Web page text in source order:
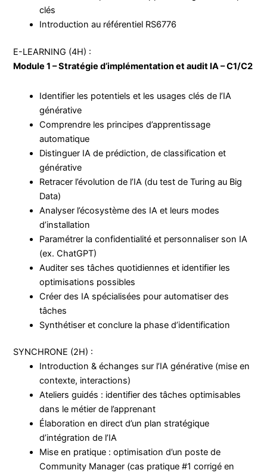
clés
Introduction au référentiel RS6776
E-LEARNING (4H) :
Module 1 – Stratégie d’implémentation et audit IA – C1/C2
Identifier les potentiels et les usages clés de l’IA
générative
Comprendre les principes d’apprentissage
automatique
Distinguer IA de prédiction, de classification et
générative
Retracer l’évolution de l’IA (du test de Turing au Big
Data)
Analyser l’écosystème des IA et leurs modes
d’installation
Paramétrer la confidentialité et personnaliser son IA
(ex. ChatGPT)
Auditer ses tâches quotidiennes et identifier les
optimisations possibles
Créer des IA spécialisées pour automatiser des
tâches
Synthétiser et conclure la phase d’identification
SYNCHRONE (2H) :
Introduction & échanges sur l’IA générative (mise en
contexte, interactions)
Ateliers guidés : identifier des tâches optimisables
dans le métier de l’apprenant
Élaboration en direct d’un plan stratégique
d’intégration de l’IA
Mise en pratique : optimisation d’un poste de
Community Manager (cas pratique #1 corrigé en